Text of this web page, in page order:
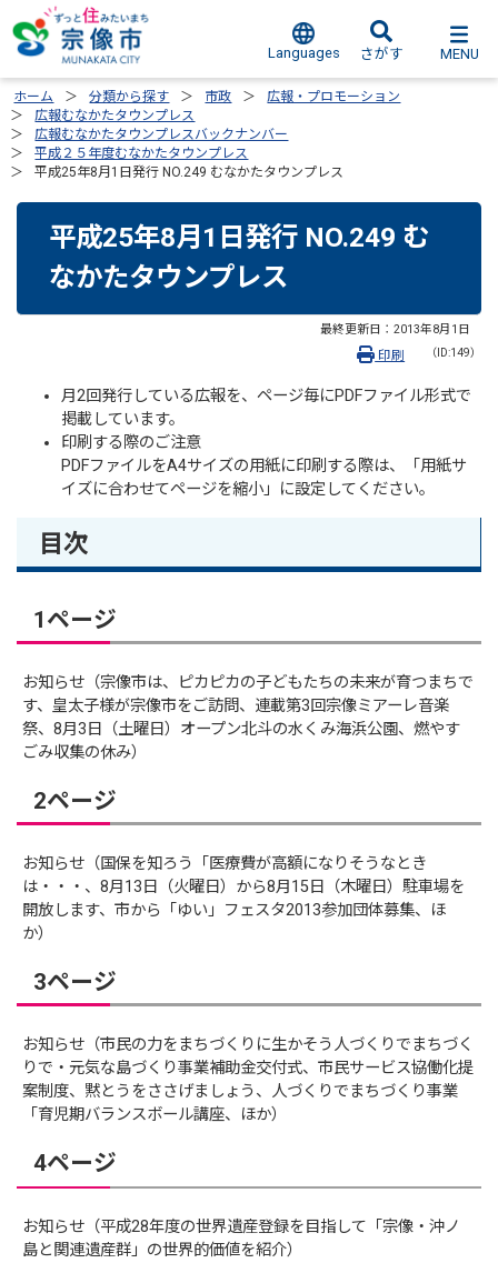
Languages さがす MENU
ホーム 分類から探す 市政
広報・プロモーション
広報むなかたタウンプレス
広報むなかたタウンプレスバックナンバー
平成２５年度むなかたタウンプレス
平成25年8月1日発行 NO.249 むなかたタウンプレス
平成25年8月1日発行 NO.249 む
なかたタウンプレス
最終更新日： 2013年8月1日
（ID:149）
印刷
月2回発行している広報を、ページ毎にPDFファイル形式で
掲載しています。
印刷する際のご注意
PDFファイルをA4サイズの用紙に印刷する際は、「用紙サ
イズに合わせてページを縮小」に設定してください。
目次
1ページ
お知らせ（宗像市は、ピカピカの子どもたちの未来が育つまちで
す、皇太子様が宗像市をご訪問、連載第3回宗像ミアーレ音楽
祭、8月3日（土曜日）オープン北斗の水くみ海浜公園、燃やす
ごみ収集の休み）
2ページ
お知らせ（国保を知ろう「医療費が高額になりそうなとき
は・・・、8月13日（火曜日）から8月15日（木曜日）駐車場を
開放します、市から「ゆい」フェスタ2013参加団体募集、ほ
か）
3ページ
お知らせ（市民の力をまちづくりに生かそう人づくりでまちづく
りで・元気な島づくり事業補助金交付式、市民サービス協働化提
案制度、黙とうをささげましょう、人づくりでまちづくり事業
「育児期バランスボール講座、ほか）
4ページ
お知らせ（平成28年度の世界遺産登録を目指して「宗像・沖ノ
島と関連遺産群」の世界的価値を紹介）